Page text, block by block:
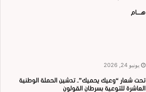
هــــام
يونيو 24, 2026
تحت شعار “وعيك يحميك”.. تدشين الحملة الوطنية
العاشرة للتوعية بسرطان القولون